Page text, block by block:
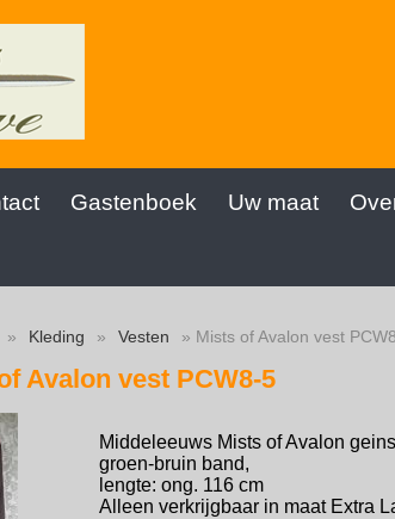
Gastenboek Uw maat
» Kleding » Vesten » Mists of Avalon vest
Avalon vest PCW8-5
Middeleeuws Mists of Avalon
groen-bruin band,
lengte: ong. 116 cm
Alleen verkrijgbaar in maat Extra